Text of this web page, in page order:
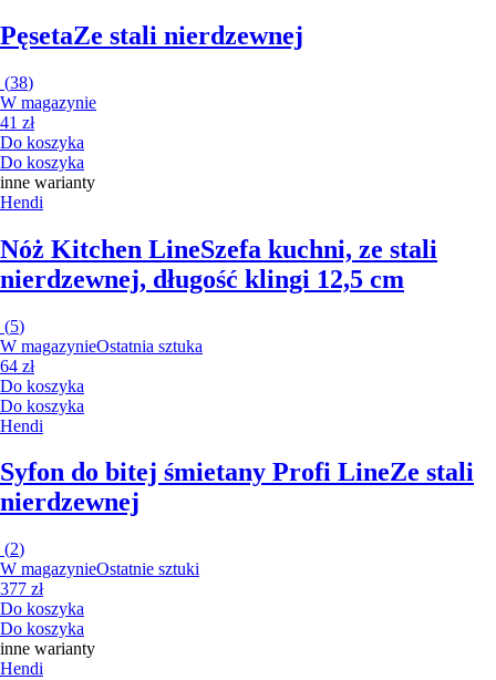
PęsetaZe stali nierdzewnej
(38)
W magazynie
41 zł
Do koszyka
Do koszyka
inne warianty
Hendi
Nóż Kitchen LineSzefa kuchni, ze stali
nierdzewnej, długość klingi 12,5 cm
(5)
W magazynieOstatnia sztuka
64 zł
Do koszyka
Do koszyka
Hendi
Syfon do bitej śmietany Profi LineZe stali
nierdzewnej
(2)
W magazynieOstatnie sztuki
377 zł
Do koszyka
Do koszyka
inne warianty
Hendi